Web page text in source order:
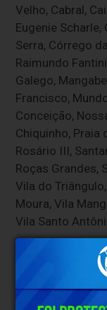
Velho, Cabral,
Eugenie
Serra, Córrego
Raimundo
Galego,
Francisco,
Conceição,
Chiquinho, Praia
Rosário III,
Roças Grandes,
Vila do
Moura, Vila
Vila Santo
Folha de
situação e
alteração na